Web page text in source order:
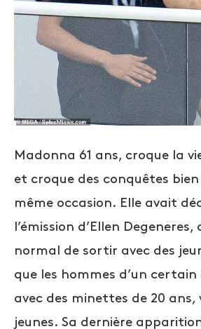
Madonna 61 ans, croque la
et croque des conquêtes
même occasion. Elle avait
l’émission d’Ellen Degeneres,
normal de sortir avec des
que les hommes d’un certain
avec des minettes de 20 ans,
jeunes. Sa dernière